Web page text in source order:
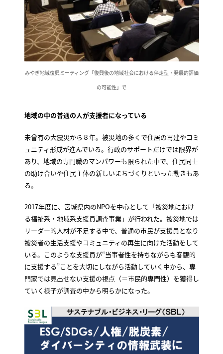
みやぎ地域復興ミーティング「復興後の地域社会における伴走型・発展的評価
の可能性」で
地域の中の普通の人が支援者になっている
未曾有の大震災から８年。被災地の多くで住居の再建やコミ
ュニティ形成が進んでいる。行政のサポートだけでは限界が
あり、地域の専門職のマンパワーも限られた中で、住民同士
の助け合いや住民主体の新しいまちづくりといった動きもあ
る。
2017年度に、宮城県内のNPOを中心として「被災地におけ
る福祉系・地域系支援員調査事業」が行われた。被災地では
リーダー的人材が不足する中で、普通の市民が支援員となり
被災者の生活支援やコミュニティの再生に向けた活動をして
いる。このような支援員が“当事者性を持ちながらも客観的
に支援する”ことを大切にしながら活動していく中から、専
門家では見出せない支援の視点（＝市民的専門性）を獲得し
ていく様子が調査の中から明らかになった。